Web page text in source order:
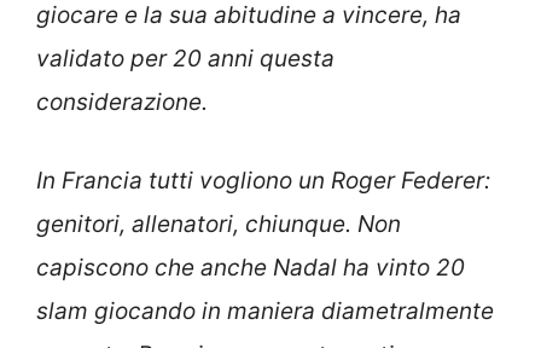
giocare e la sua abitudine a vincere, ha
validato per 20 anni questa
considerazione.
In Francia tutti vogliono un Roger Federer:
genitori, allenatori, chiunque. Non
capiscono che anche Nadal ha vinto 20
slam giocando in maniera diametralmente